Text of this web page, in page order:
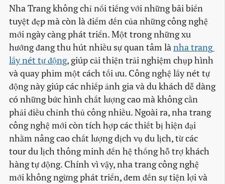
Nha Trang không chỉ nổi tiếng với những bãi biển
tuyệt đẹp mà còn là điểm đến của những công nghệ
mới ngày càng phát triển. Một trong những xu
hướng đang thu hút nhiều sự quan tâm lànha trang
lấy nét tự động, giúp cải thiện trải nghiệm chụp hình
và quay phim một cách tối ưu. Công nghệ lấy nét tự
động này giúp các nhiếp ảnh gia và du khách dễ dàng
có những bức hình chất lượng cao mà không cần
phải điều chỉnh thủ công nhiều. Ngoài ra, nha trang
công nghệ mới còn tích hợp các thiết bị hiện đại
nhằm nâng cao chất lượng dịch vụ du lịch, từ các
tour du lịch thông minh đến hệ thống hỗ trợ khách
hàng tự động. Chính vì vậy, nha trang công nghệ
mới không ngừng phát triển, đem đến sự tiện lợi và